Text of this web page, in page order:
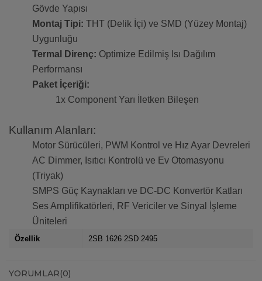
Gövde Yapısı
Montaj Tipi: THT (Delik İçi) ve SMD (Yüzey Montaj)
Uygunluğu
Termal Direnç: Optimize Edilmiş Isı Dağılım
Performansı
Paket İçeriği:
1x Component Yarı İletken Bileşen
Kullanım Alanları:
Motor Sürücüleri, PWM Kontrol ve Hız Ayar Devreleri
AC Dimmer, Isıtıcı Kontrolü ve Ev Otomasyonu
(Triyak)
SMPS Güç Kaynakları ve DC-DC Konvertör Katları
Ses Amplifikatörleri, RF Vericiler ve Sinyal İşleme
Üniteleri
Özellik 2SB 1626 2SD 2495
YORUMLAR(0)